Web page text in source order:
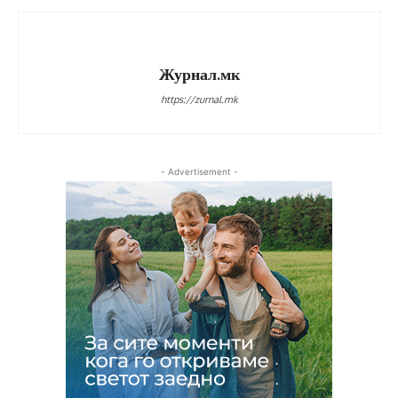
Журнал.мк
https://zurnal.mk
- Advertisement -